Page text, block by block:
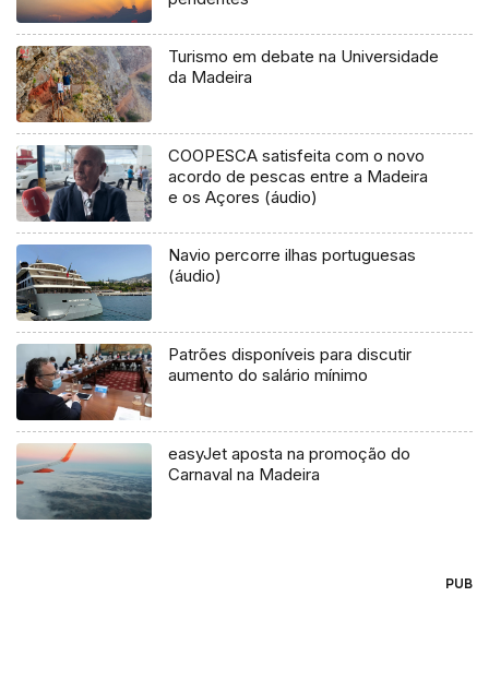
Turismo em debate na Universidade
da Madeira
COOPESCA satisfeita com o novo
acordo de pescas entre a Madeira
e os Açores (áudio)
Navio percorre ilhas portuguesas
(áudio)
Patrões disponíveis para discutir
aumento do salário mínimo
easyJet aposta na promoção do
Carnaval na Madeira
PUB